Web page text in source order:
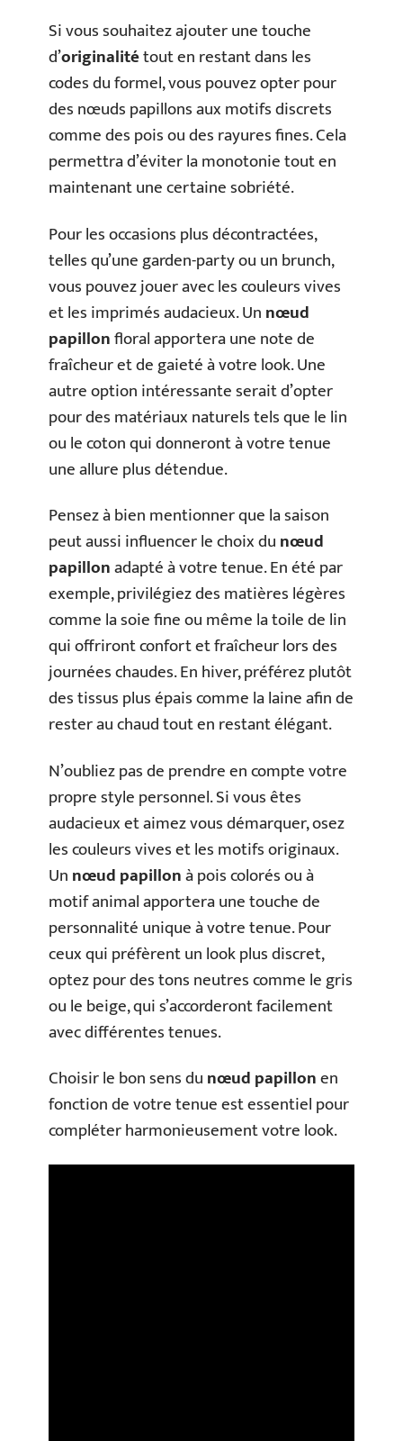
Si vous souhaitez ajouter une touche
d’originalitétout en restant dans les
codes du formel, vous pouvez opter pour
des nœuds papillons aux motifs discrets
comme des pois ou des rayures fines. Cela
permettra d’éviter la monotonie tout en
maintenant une certaine sobriété.
Pour les occasions plus décontractées,
telles qu’une garden-party ou un brunch,
vous pouvez jouer avec les couleurs vives
et les imprimés audacieux. Unnœud
papillonfloral apportera une note de
fraîcheur et de gaieté à votre look. Une
autre option intéressante serait d’opter
pour des matériaux naturels tels que le lin
ou le coton qui donneront à votre tenue
une allure plus détendue.
Pensez à bien mentionner que la saison
peut aussi influencer le choix dunœud
papillonadapté à votre tenue. En été par
exemple, privilégiez des matières légères
comme la soie fine ou même la toile de lin
qui offriront confort et fraîcheur lors des
journées chaudes. En hiver, préférez plutôt
des tissus plus épais comme la laine afin de
rester au chaud tout en restant élégant.
N’oubliez pas de prendre en compte votre
propre style personnel. Si vous êtes
audacieux et aimez vous démarquer, osez
les couleurs vives et les motifs originaux.
Unnœud papillonà pois colorés ou à
motif animal apportera une touche de
personnalité unique à votre tenue. Pour
ceux qui préfèrent un look plus discret,
optez pour des tons neutres comme le gris
ou le beige, qui s’accorderont facilement
avec différentes tenues.
Choisir le bon sens dunœud papillonen
fonction de votre tenue est essentiel pour
compléter harmonieusement votre look.